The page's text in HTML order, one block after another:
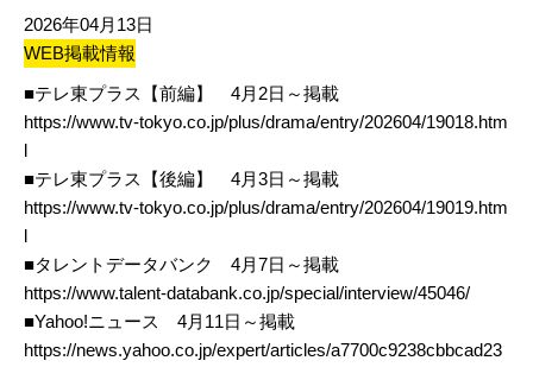
2026年04月13日
WEB掲載情報
■テレ東プラス【前編】 4月2日～掲載
https://www.tv-tokyo.co.jp/plus/drama/entry/202604/19018.htm
l
■テレ東プラス【後編】 4月3日～掲載
https://www.tv-tokyo.co.jp/plus/drama/entry/202604/19019.htm
l
■タレントデータバンク 4月7日～掲載
https://www.talent-databank.co.jp/special/interview/45046/
■Yahoo!ニュース 4月11日～掲載
https://news.yahoo.co.jp/expert/articles/a7700c9238cbbcad23